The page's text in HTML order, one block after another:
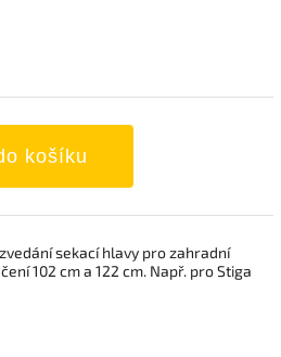
košíku
sekací hlavy pro zahradní
102 cm a 122 cm. Např. pro Stiga